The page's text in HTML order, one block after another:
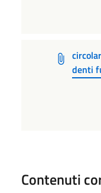
denti
Contenuti